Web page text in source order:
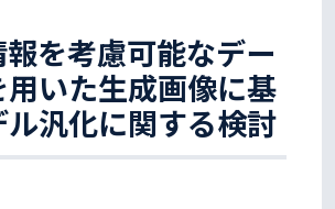
を考慮可能なデー
いた生成画像に基
汎化に関する検討